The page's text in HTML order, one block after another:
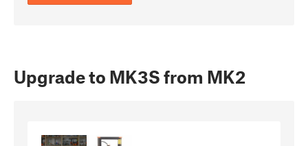
Upgrade to MK3S from MK2